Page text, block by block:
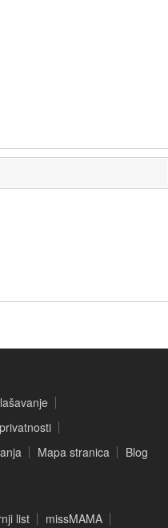
Mapa stranica Blog
list missMAMA